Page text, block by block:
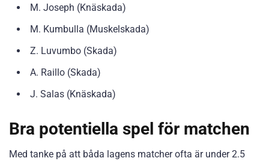
M. Joseph (Knäskada)
M. Kumbulla (Muskelskada)
Z. Luvumbo (Skada)
A. Raillo (Skada)
J. Salas (Knäskada)
Bra potentiella spel för matchen
Med tanke på att båda lagens matcher ofta är under 2.5